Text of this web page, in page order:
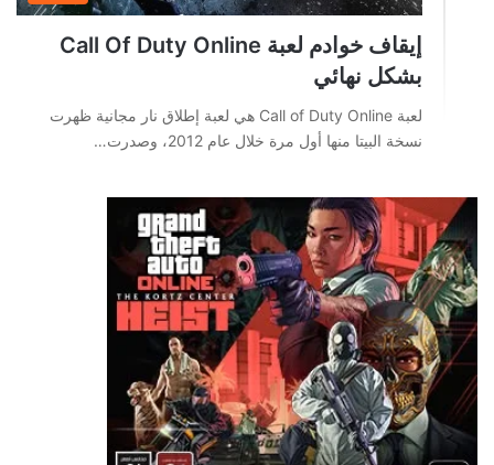
إيقاف خوادم لعبة Call Of Duty Online
بشكل نهائي
لعبة Call of Duty Online هي لعبة إطلاق نار مجانية ظهرت
نسخة البيتا منها أول مرة خلال عام 2012، وصدرت…